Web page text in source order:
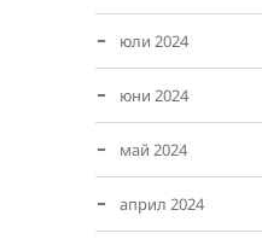
юли 2024
юни 2024
май 2024
април 2024